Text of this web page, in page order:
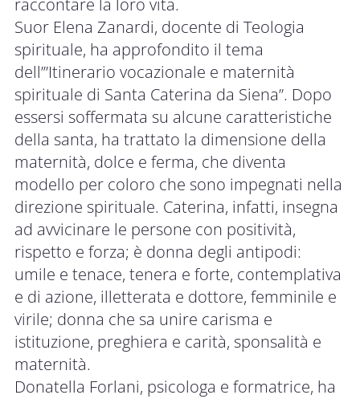
raccontare la loro vita.
Suor Elena Zanardi, docente di Teologia
spirituale, ha approfondito il tema
dell’”Itinerario vocazionale e maternità
spirituale di Santa Caterina da Siena”. Dopo
essersi soffermata su alcune caratteristiche
della santa, ha trattato la dimensione della
maternità, dolce e ferma, che diventa
modello per coloro che sono impegnati nella
direzione spirituale. Caterina, infatti, insegna
ad avvicinare le persone con positività,
rispetto e forza; è donna degli antipodi:
umile e tenace, tenera e forte, contemplativa
e di azione, illetterata e dottore, femminile e
virile; donna che sa unire carisma e
istituzione, preghiera e carità, sponsalità e
maternità.
Donatella Forlani, psicologa e formatrice, ha